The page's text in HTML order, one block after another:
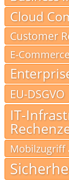
Cloud
Customer
E-
EU-DSGVO
IT-
Mobilzugriff